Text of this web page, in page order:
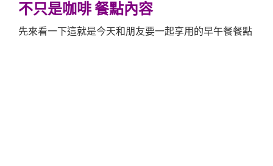
不只是咖啡 餐點內容
先來看一下這就是今天和朋友要一起享用的早午餐餐點